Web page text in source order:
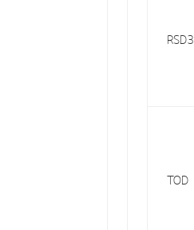
RSD3
TOD